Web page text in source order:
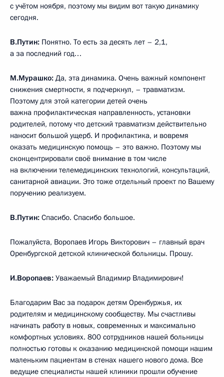
с учётом ноября, поэтому мы видим вот такую динамику
сегодня.
В.Путин: Понятно. То есть за десять лет – 2,1,
а за последний год…
М.Мурашко: Да, эта динамика. Очень важный компонент
снижения смертности, я подчеркнул, – травматизм.
Поэтому для этой категории детей очень
важна профилактическая направленность, установки
родителей, потому что детский травматизм действительно
наносит большой ущерб. И профилактика, и вовремя
оказать медицинскую помощь – это важно. Поэтому мы
сконцентрировали своё внимание в том числе
на включении телемедицинских технологий, консультаций,
санитарной авиации. Это тоже отдельный проект по Вашему
поручению реализуем.
В.Путин: Спасибо. Спасибо большое.
Пожалуйста, Воропаев Игорь Викторович – главный врач
Оренбургской детской клинической больницы. Прошу.
И.Воропаев: Уважаемый Владимир Владимирович!
Благодарим Вас за подарок детям Оренбуржья, их
родителям и медицинскому сообществу. Мы счастливы
начинать работу в новых, современных и максимально
комфортных условиях. 800 сотрудников нашей больницы
полностью готовы к оказанию медицинской помощи нашим
маленьким пациентам в стенах нашего нового дома. Все
ведущие специалисты нашей клиники прошли обучение